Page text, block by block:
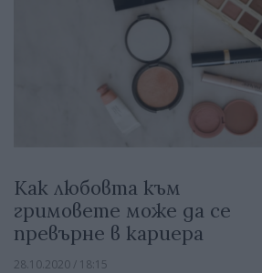
Как любовта към
гримовете може да се
превърне в кариера
28.10.2020 / 18:15